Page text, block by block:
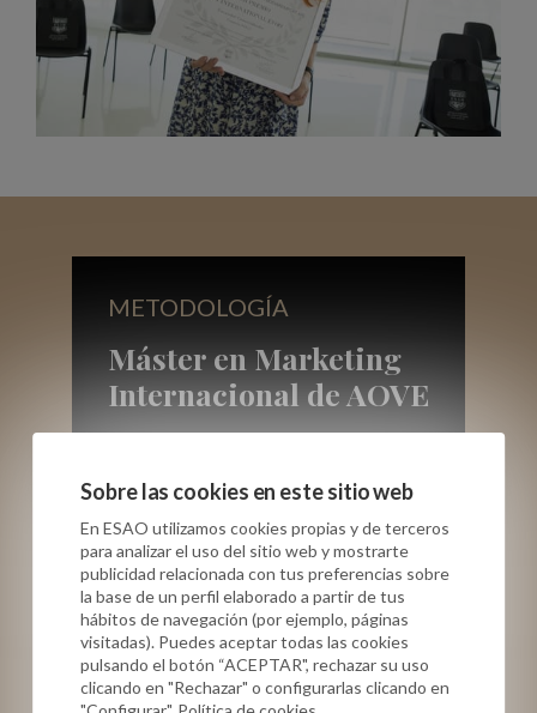
METODOLOGÍA
Máster en Marketing
Internacional de AOVE
ONLINE
Lo que aprenderás:
Qué valoran los distribuidores
internacionales al seleccionar un AOVE y
Sobre las cookies en este sitio web
En ESAO utilizamos cookies propias y de terceros
para analizar el uso del sitio web y mostrarte
publicidad relacionada con tus preferencias sobre
la base de un perfil elaborado a partir de tus
hábitos de navegación (por ejemplo, páginas
visitadas). Puedes aceptar todas las cookies
pulsando el botón “ACEPTAR", rechazar su uso
clicando en "Rechazar" o configurarlas clicando en